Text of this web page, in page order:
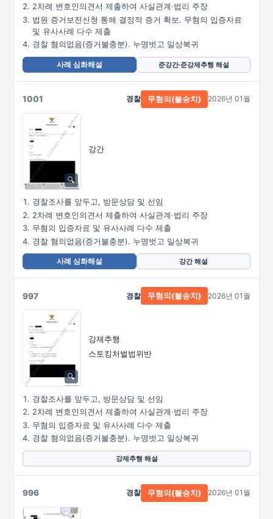
2차례 변호인의견서 제출하여 사실관계·법리 주장
법원 증거보전신청 통해 결정적 증거 확보. 무혐의 입증자료
및 유사사례 다수 제출
경찰 혐의없음(증거불충분). 누명벗고 일상복귀
사례 심화해설 준강간·준강제추행 해설
1001
강간
경찰 무혐의(불송치) 2026년 01월
경찰조사를 앞두고, 방문상담 및 선임
2차례 변호인의견서 제출하여 사실관계·법리 주장
무혐의 입증자료 및 유사사례 다수 제출
경찰 혐의없음(증거불충분). 누명벗고 일상복귀
사례 심화해설 강간 해설
997
강제추행
스토킹처벌법위반
경찰 무혐의(불송치) 2026년 01월
경찰조사를 앞두고, 방문상담 및 선임
2차례 변호인의견서 제출하여 사실관계·법리 주장
무혐의 입증자료 및 유사사례 다수 제출
경찰 혐의없음(증거불충분). 누명벗고 일상복귀
강제추행 해설
996 경찰 무혐의(불송치) 2026년 01월